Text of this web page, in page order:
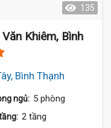
135
Khiêm, Bình
Bình Thạnh
ngủ: 5 phòng
2 tầng